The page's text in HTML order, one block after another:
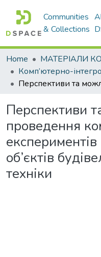
Communities
& Collections
Home
Перспективи
проведення
об’єктів
техніки